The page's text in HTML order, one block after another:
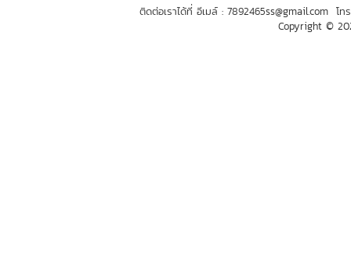
ติดต่อเราได้ที่ อีเมล์ : 7892465ss@gmail.com โท
Copyright ©